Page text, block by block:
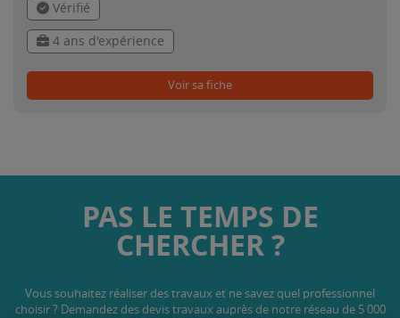
Vérifié
4 ans d'expérience
Voir sa fiche
PAS LE TEMPS DE
CHERCHER ?
Vous souhaitez réaliser des travaux et ne savez quel professionnel
choisir ? Demandez des devis travaux auprès de notre réseau de 5 000